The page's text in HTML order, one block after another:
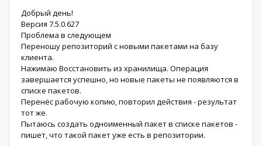
Добрый день!
Версия 7.5.0.627
Проблема в следующем
Переношу репозиторий с новыми пакетами на базу
клиента.
Нажимаю Восстановить из хранилища. Операция
завершается успешно, но новые пакеты не появляются в
списке пакетов.
Перенёс рабочую копию, повторил действия - результат
тот же.
Пытаюсь создать одноименный пакет в списке пакетов -
пишет, что такой пакет уже есть в репозитории.